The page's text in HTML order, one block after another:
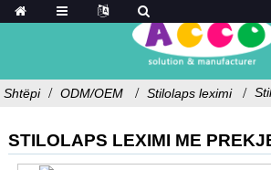
Shtëpi ODM/OEM Stilolaps leximi
STILOLAPS LEXIMI ME